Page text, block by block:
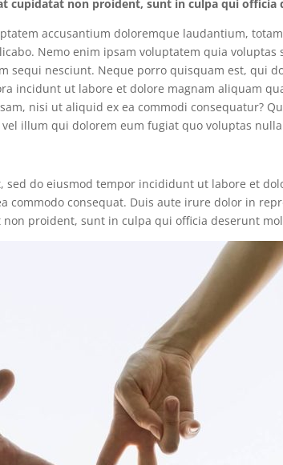
cupidatat non proident, sunt in culpa qui
accusantium doloremque laudantium,
Nemo enim ipsam voluptatem quia
sequi nesciunt. Neque porro quisquam est, qui
incidunt ut labore et dolore magnam aliquam
nisi ut aliquid ex ea commodi consequatur?
illum qui dolorem eum fugiat quo voluptas
do eiusmod tempor incididunt ut labore et
commodo consequat. Duis aute irure dolor in
proident, sunt in culpa qui officia deserunt